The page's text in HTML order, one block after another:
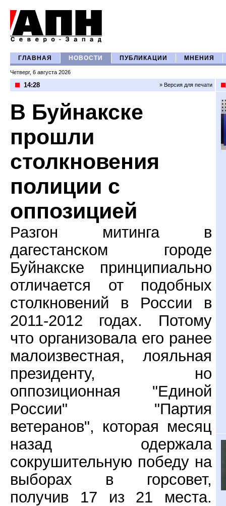
ГЛАВНАЯ НОВОСТИ ПУБЛИКАЦИИ МНЕНИЯ
Четверг, 6 августа 2026
14:28 » Версия для печати
В Буйнакске
прошли
столкновения
полиции с
оппозицией
Разгон митинга в
дагестанском городе
Буйнакске принципиально
отличается от подобных
столкновений в России в
2011-2012 годах. Потому
что организовала его ранее
малоизвестная, лояльная
президенту, но
оппозиционная "Единой
России" "Партия
ветеранов", которая месяц
назад одержала
сокрушительную победу на
выборах в горсовет,
получив 17 из 21 места.